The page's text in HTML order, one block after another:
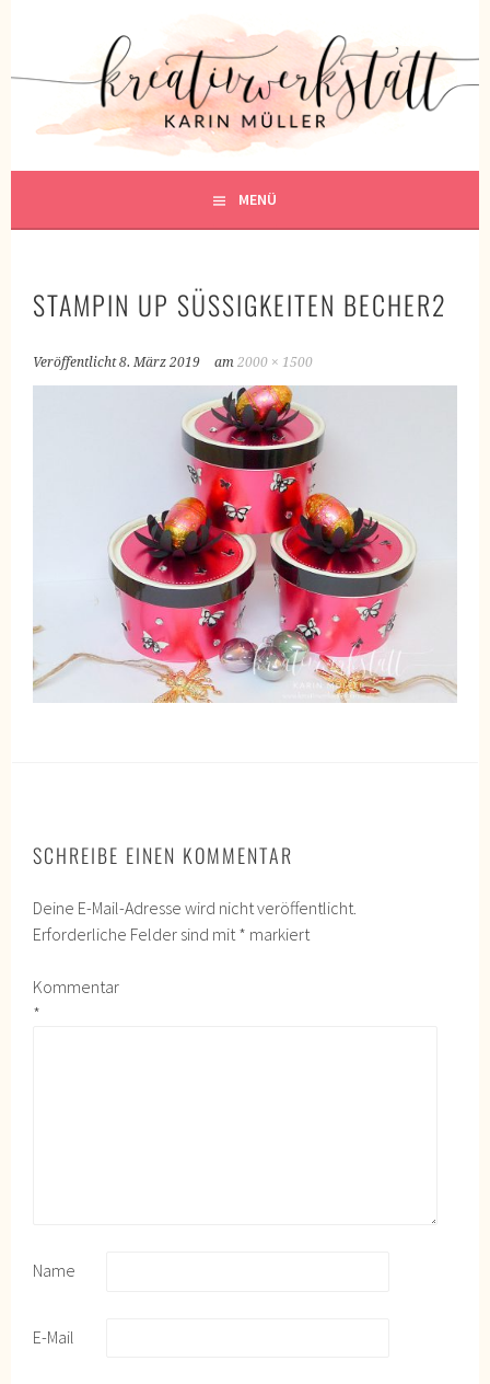
KREATIVWERKSTATT
KREATIV SEIN
MENÜ
STAMPIN UP SÜSSIGKEITEN BECHER2
Veröffentlicht8. März 2019 am2000 × 1500
SCHREIBE EINEN KOMMENTAR
Deine E-Mail-Adresse wird nicht veröffentlicht.
Erforderliche Felder sind mit* markiert
Kommentar
*
Name
E-Mail